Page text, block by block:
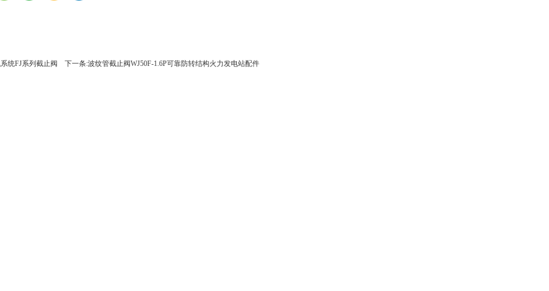
统FJ系列截止阀 下一条:波纹管截止阀WJ50F-1.6P可靠防转结构火力发电站配件